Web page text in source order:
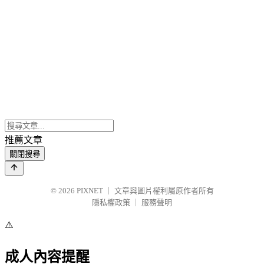
推薦文章
關閉搜尋
© 2026 PIXNET
文章與圖片權利屬原作者所有
隱私權政策
服務聲明
⚠️
成人內容提醒